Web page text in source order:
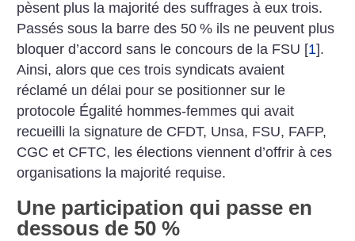
pèsent plus la majorité des suffrages à eux trois.
Passés sous la barre des 50 % ils ne peuvent plus
bloquer d’accord sans le concours de la FSU [1].
Ainsi, alors que ces trois syndicats avaient
réclamé un délai pour se positionner sur le
protocole Égalité hommes-femmes qui avait
recueilli la signature de CFDT, Unsa, FSU, FAFP,
CGC et CFTC, les élections viennent d’offrir à ces
organisations la majorité requise.
Une participation qui passe en
dessous de 50 %